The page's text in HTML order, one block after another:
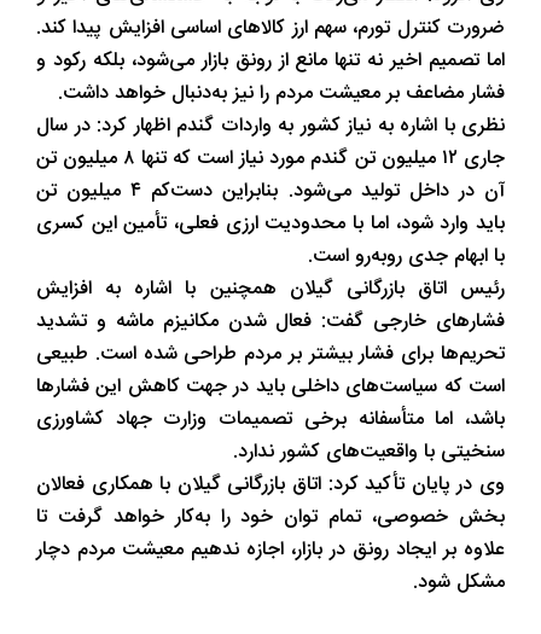
ضرورت کنترل تورم، سهم ارز کالاهای اساسی افزایش پیدا کند.
اما تصمیم اخیر نه‌ تنها مانع از رونق بازار می‌شود، بلکه رکود و
فشار مضاعف بر معیشت مردم را نیز به‌دنبال خواهد داشت.
نظری با اشاره به نیاز کشور به واردات گندم اظهار کرد: در سال
جاری ۱۲ میلیون تن گندم مورد نیاز است که تنها ۸ میلیون تن
آن در داخل تولید می‌شود. بنابراین دست‌کم ۴ میلیون تن
باید وارد شود، اما با محدودیت ارزی فعلی، تأمین این کسری
با ابهام جدی روبه‌رو است.
رئیس اتاق بازرگانی گیلان همچنین با اشاره به افزایش
فشارهای خارجی گفت: فعال شدن مکانیزم ماشه و تشدید
تحریم‌ها برای فشار بیشتر بر مردم طراحی شده است. طبیعی
است که سیاست‌های داخلی باید در جهت کاهش این فشارها
باشد، اما متأسفانه برخی تصمیمات وزارت جهاد کشاورزی
سنخیتی با واقعیت‌های کشور ندارد.
وی در پایان تأکید کرد: اتاق بازرگانی گیلان با همکاری فعالان
بخش خصوصی، تمام توان خود را به‌کار خواهد گرفت تا
علاوه بر ایجاد رونق در بازار، اجازه ندهیم معیشت مردم دچار
مشکل شود.